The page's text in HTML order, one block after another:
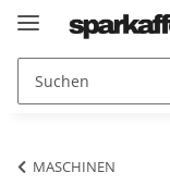
MASCHINEN